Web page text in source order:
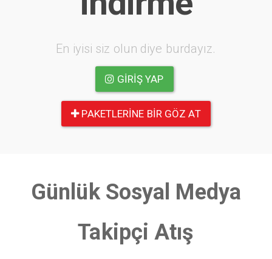
En iyisi siz olun diye burdayız.
GIRIŞ YAP
PAKETLERINE BIR GÖZ AT
Günlük Sosyal Medya
Takipçi Atış